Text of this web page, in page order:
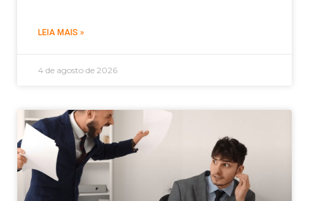
LEIA MAIS »
4 de agosto de 2026